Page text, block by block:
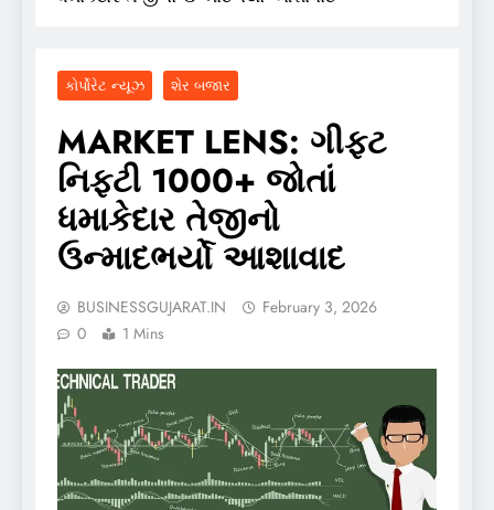
કોર્પોરેટ ન્યૂઝ શેર બજાર
MARKET LENS: ગીફ્ટ
નિફ્ટી 1000+ જોતાં
ધમાકેદાર તેજીનો
ઉન્માદભર્યો આશાવાદ
BUSINESSGUJARAT.IN
February 3, 2026
0
1 Mins